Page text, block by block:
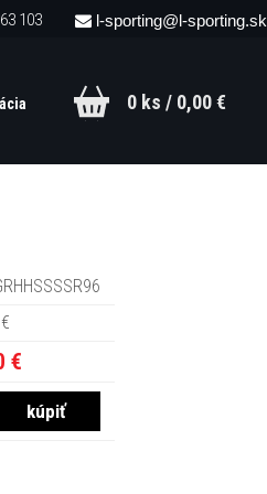
103 l-sporting@l-sporting.sk
0 ks / 0,00 €
€